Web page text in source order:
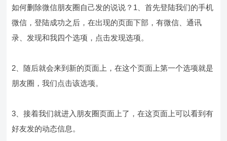
如何删除微信朋友圈自己发的说说？1、首先登陆我们的手机
微信，登陆成功之后，在出现的页面下部，有微信、通讯
录、发现和我四个选项，点击发现选项。
2、随后就会来到新的页面上，在这个页面上第一个选项就是
朋友圈，我们点击该选项。
3、接着我们就进入朋友圈页面上了，在这页面上可以看到有
好友发的动态信息。